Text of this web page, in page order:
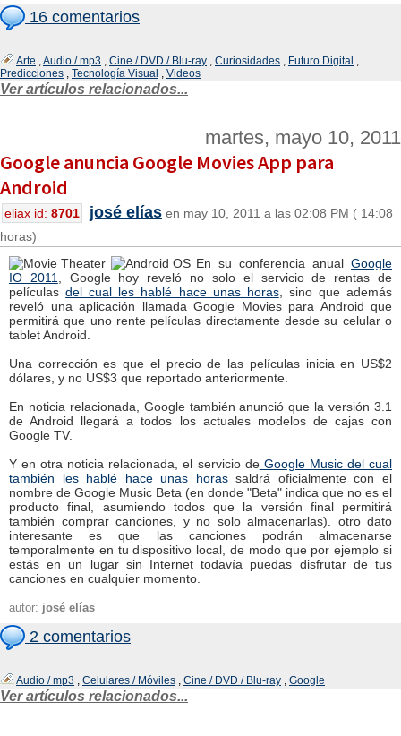
16 comentarios
Arte ,Audio / mp3 , Cine / DVD / Blu-ray , Curiosidades , Futuro Digital ,
Predicciones , Tecnología Visual , Videos
Ver artículos relacionados...
martes, mayo 10, 2011
Google anuncia Google Movies App para
Android
eliax id: 8701 josé elías en may 10, 2011 a las 02:08 PM ( 14:08
horas)
En su conferencia anual Google
IO 2011
, Google hoy reveló no solo el servicio de rentas de
películasdel cual les hablé hace unas horas, sino que además
reveló una aplicación llamada Google Movies para Android que
permitirá que uno rente películas directamente desde su celular o
tablet Android.
Una corrección es que el precio de las películas inicia en US$2
dólares, y no US$3 que reportado anteriormente.
En noticia relacionada, Google también anunció que la versión 3.1
de Android llegará a todos los actuales modelos de cajas con
Google TV.
Y en otra noticia relacionada, el servicio deGoogle Music del cual
también les hablé hace unas horassaldrá oficialmente con el
nombre de Google Music Beta (en donde "Beta" indica que no es el
producto final, asumiendo todos que la versión final permitirá
también comprar canciones, y no solo almacenarlas). otro dato
interesante es que las canciones podrán almacenarse
temporalmente en tu dispositivo local, de modo que por ejemplo si
estás en un lugar sin Internet todavía puedas disfrutar de tus
canciones en cualquier momento.
autor: josé elías
2 comentarios
Audio / mp3 , Celulares / Móviles , Cine / DVD / Blu-ray , Google
Ver artículos relacionados...